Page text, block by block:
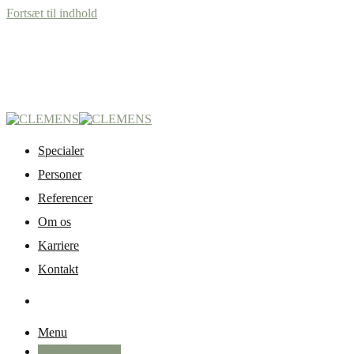
Fortsæt til indhold
Specialer
Personer
Referencer
Om os
Karriere
Kontakt
Menu